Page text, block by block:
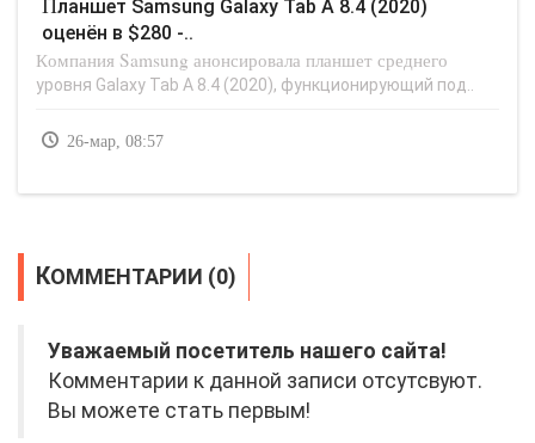
Планшет Samsung Galaxy Tab A 8.4 (2020)
оценён в $280 -..
Компания Samsung анонсировала планшет среднего
уровня Galaxy Tab A 8.4 (2020), функционирующий под..
26-мар, 08:57
КОММЕНТАРИИ (0)
Уважаемый посетитель нашего сайта!
Комментарии к данной записи отсутсвуют.
Вы можете стать первым!